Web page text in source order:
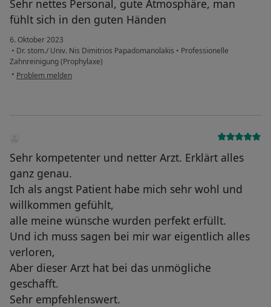
Sehr nettes Personal, gute Atmosphäre, man
fühlt sich in den guten Händen
6. Oktober 2023
• Dr. stom./ Univ. Nis Dimitrios Papadomanolakis • Professionelle
Zahnreinigung (Prophylaxe)
• Problem melden
Sehr kompetenter und netter Arzt. Erklärt alles
ganz genau.
Ich als angst Patient habe mich sehr wohl und
willkommen gefühlt,
alle meine wünsche wurden perfekt erfüllt.
Und ich muss sagen bei mir war eigentlich alles
verloren,
Aber dieser Arzt hat bei das unmögliche
geschafft.
Sehr empfehlenswert.